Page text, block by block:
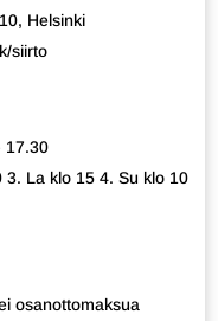
Helsinki
siirto
17.30
La klo 15 4. Su klo 10
osanottomaksua